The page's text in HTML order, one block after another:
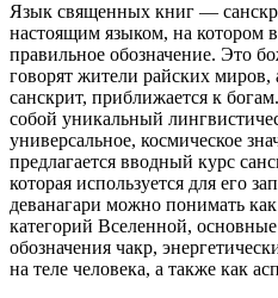
Язык священных книг —
настоящим языком, на котором
правильное обозначение. Это
говорят жители райских миров,
санскрит, приближается к
собой уникальный
универсальное, космическое
предлагается вводный курс
которая используется для его
деванагари можно понимать
категорий Вселенной,
обозначения чакр,
на теле человека, а также как